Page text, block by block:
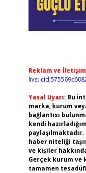
Reklam ve
Yasal Uyarı: Bu
marka, kurum
bağlantısı
kendi
haber niteliği
ve kişiler
Gerçek kurum
tamamen